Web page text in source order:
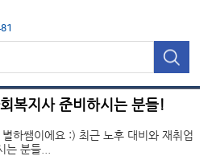
복지사 준비하시는 분들!
하쌤이에요 :) 최근 노후 대비와 재취업
분들...